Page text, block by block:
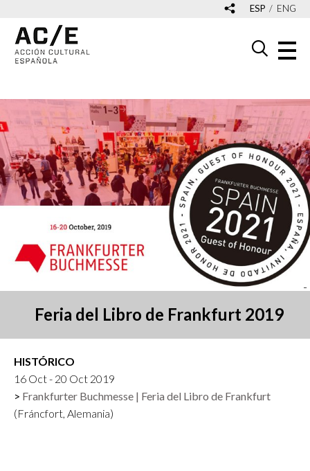
ESP ENG
Feria del Libro de Frankfurt 2019
HISTÓRICO
16 Oct - 20 Oct 2019
Frankfurter Buchmesse | Feria del Libro de Frankfurt
(Fráncfort, Alemania)